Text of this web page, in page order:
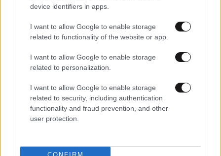
device identifiers in apps.
I want to allow Google to enable storage
related to functionality of the website or app.
I want to allow Google to enable storage
related to personalization.
I want to allow Google to enable storage
related to security, including authentication
functionality and fraud prevention, and other
user protection.
Βίντεο-ντοκουμέντο από το θανατηφόρο
τροχαίο στις Σέρρες: Η στιγμή που το ΙΧ μπαίνει
στο αντίθετο ρεύμα – Ακαριαία πέθαναν γιος
και μητέρα